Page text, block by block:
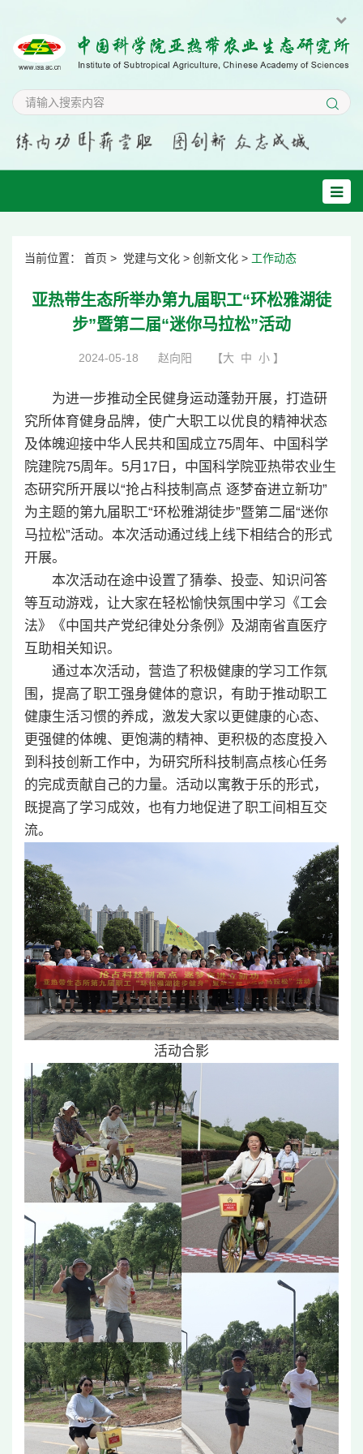
当前位置： 首页 > 党建与文化 > 创新文化 > 工作动态
亚热带生态所举办第九届职工“环松雅湖徒
步”暨第二届“迷你马拉松”活动
2024-05-18 赵向阳 【大 中 小 】
为进一步推动全民健身运动蓬勃开展，打造研
究所体育健身品牌，使广大职工以优良的精神状态
及体魄迎接中华人民共和国成立75周年、中国科学
院建院75周年。5月17日，中国科学院亚热带农业生
态研究所开展以“抢占科技制高点 逐梦奋进立新功”
为主题的第九届职工“环松雅湖徒步”暨第二届“迷你
马拉松”活动。本次活动通过线上线下相结合的形式
开展。
本次活动在途中设置了猜拳、投壶、知识问答
等互动游戏，让大家在轻松愉快氛围中学习《工会
法》《中国共产党纪律处分条例》及湖南省直医疗
互助相关知识。
通过本次活动，营造了积极健康的学习工作氛
围，提高了职工强身健体的意识，有助于推动职工
健康生活习惯的养成，激发大家以更健康的心态、
更强健的体魄、更饱满的精神、更积极的态度投入
到科技创新工作中，为研究所科技制高点核心任务
的完成贡献自己的力量。活动以寓教于乐的形式，
既提高了学习成效，也有力地促进了职工间相互交
流。
活动合影